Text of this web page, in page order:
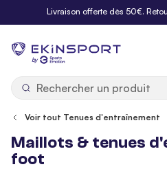
Allez au contenuLivraison offerte dès 50€.
by
Voir tout Tenues d'entraînement
Maillots & tenues
foot